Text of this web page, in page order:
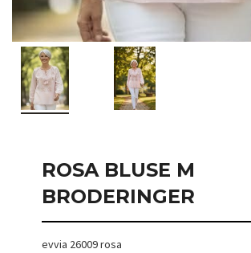
ROSA BLUSE M
BRODERINGER
evvia 26009 rosa